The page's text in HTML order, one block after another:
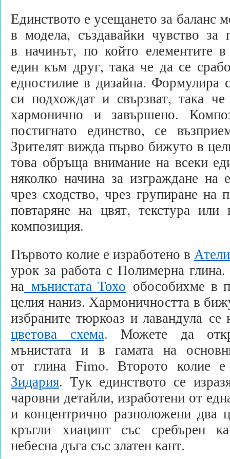
Единството е усещането за баланс
в модела, създавайки чувство за
в начинът, по който елементите в
един към друг, така че да се
едностилие в дизайна. Формулира
си подхождат и свързват, така
хармонично и завършено.
постигнато единство, се
Зрителят вижда първо бижуто в
това обръща внимание на всеки
няколко начина за изграждане на
чрез сходство, чрез групиране на
повтаряне на цвят, текстура или
композиция.
Първото колие е изработено в
урок за работа с Полимерна
на мънистата Тохо обособихме в
целия наниз. Хармоничността в
избраните тюркоаз и лавандула
цветова схема. Можете да
мънистата и в гамата на
от глина Fimo. Второто колие
Зидария. Тук единството се
чаровни детайли, изработени от
и концентрично разположени два
кръгли хиацинт със сребърен
небесна дъга със златен кант.